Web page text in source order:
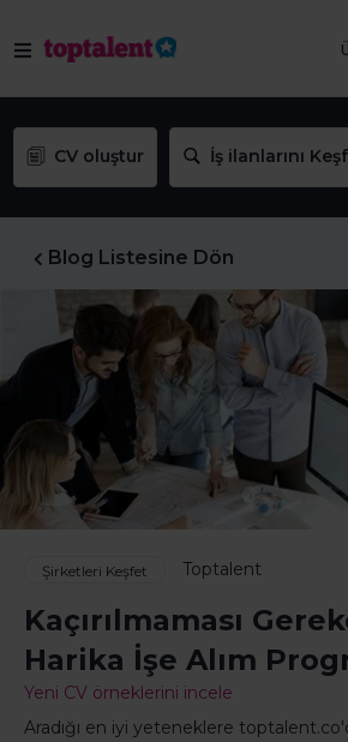
CV oluştur İş ilanlarını
Blog Listesine Dön
Şirketleri Keşfet Toptalent
Kaçırılmaması
Harika İşe Alım
Yeni CV örneklerini incele
Aradığı en iyi yeteneklere